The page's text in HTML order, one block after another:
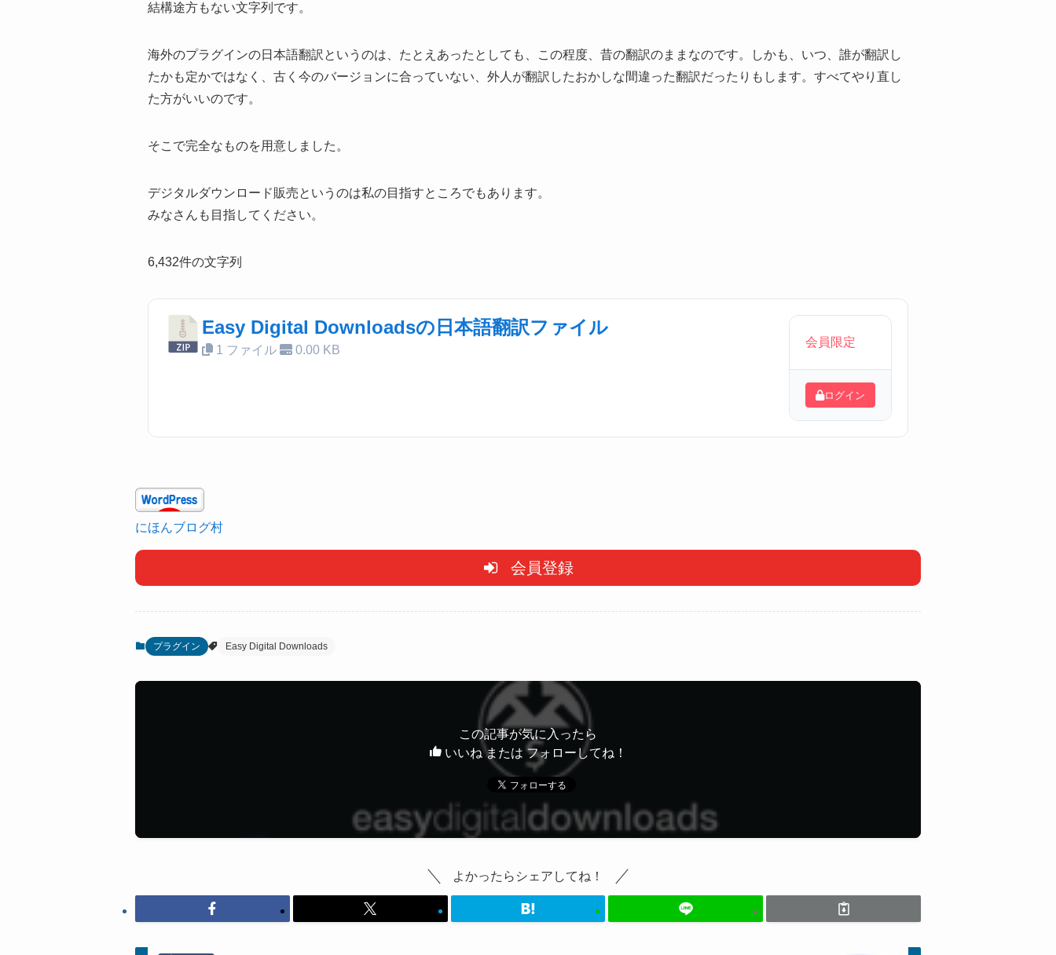
結構途方もない文字列です。
海外のプラグインの日本語翻訳というのは、たとえあったとしても、この程度、昔の翻訳のままなのです。しかも、いつ、誰が翻訳し
たかも定かではなく、古く今のバージョンに合っていない、外人が翻訳したおかしな間違った翻訳だったりもします。すべてやり直し
た方がいいのです。
そこで完全なものを用意しました。
デジタルダウンロード販売というのは私の目指すところでもあります。
みなさんも目指してください。
6,432件の文字列
Easy Digital Downloadsの日本語翻訳ファイル
1 ファイル 0.00 KB
会員限定
ログイン
にほんブログ村
会員登録
プラグイン Easy Digital Downloads
この記事が気に入ったら
いいね または フォローしてね！
よかったらシェアしてね！